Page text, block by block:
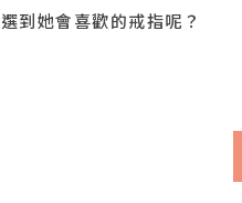
到她會喜歡的戒指呢？